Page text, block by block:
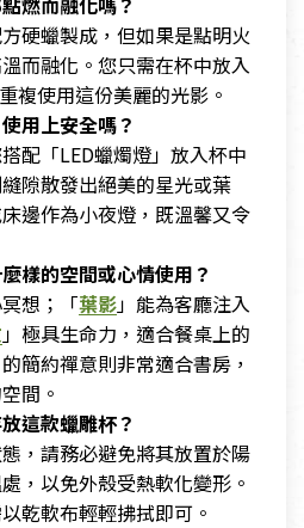
硬蠟製成，但如果是點明火
而融化。您只需在杯中放入
複使用這份美麗的光影。
用上安全嗎？
配「LED蠟燭燈」放入杯中
隙散發出絕美的星光或葉
邊作為小夜燈，既溫馨又令
樣的空間或心情使用？
想；「葉影」能為客廳注入
」極具生命力，適合餐桌上的
簡約禪意則非常適合書房，
間。
這款蠟雕杯？
，請務必避免將其放置於陽
，以免外殼受熱軟化變形。
乾軟布輕輕拂拭即可。